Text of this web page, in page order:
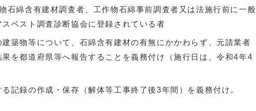
石綿含有建材調査者、工作物石綿事前調査者又は法施行前に一般
ベスト調査診断協会に登録されている者
築物等について、石綿含有建材の有無にかかわらず、元請業者
を都道府県等へ報告することを義務付け（施行日は、令和4年4
記録の作成・保存（解体等工事終了後3年間）を義務付け。